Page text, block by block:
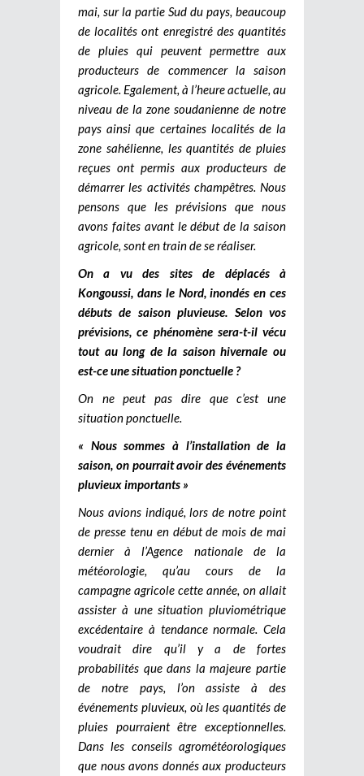
mai, sur la partie Sud du pays, beaucoup
de localités ont enregistré des quantités
de pluies qui peuvent permettre aux
producteurs de commencer la saison
agricole. Egalement, à l’heure actuelle, au
niveau de la zone soudanienne de notre
pays ainsi que certaines localités de la
zone sahélienne, les quantités de pluies
reçues ont permis aux producteurs de
démarrer les activités champêtres. Nous
pensons que les prévisions que nous
avons faites avant le début de la saison
agricole, sont en train de se réaliser.
On a vu des sites de déplacés à
Kongoussi, dans le Nord, inondés en ces
débuts de saison pluvieuse. Selon vos
prévisions, ce phénomène sera-t-il vécu
tout au long de la saison hivernale ou
est-ce une situation ponctuelle ?
On ne peut pas dire que c’est une
situation ponctuelle.
« Nous sommes à l’installation de la
saison, on pourrait avoir des événements
pluvieux importants »
Nous avions indiqué, lors de notre point
de presse tenu en début de mois de mai
dernier à l’Agence nationale de la
météorologie, qu’au cours de la
campagne agricole cette année, on allait
assister à une situation pluviométrique
excédentaire à tendance normale. Cela
voudrait dire qu’il y a de fortes
probabilités que dans la majeure partie
de notre pays, l’on assiste à des
événements pluvieux, où les quantités de
pluies pourraient être exceptionnelles.
Dans les conseils agrométéorologiques
que nous avons donnés aux producteurs